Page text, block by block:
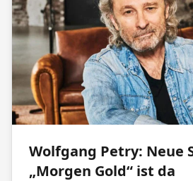
Wolfgang Petry: Neue
„Morgen Gold“ ist da